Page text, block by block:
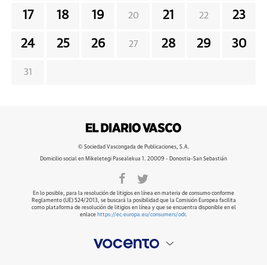
17 18 19 20 21 22 23
24 25 26 27 28 29 30
31
© Sociedad Vascongada de Publicaciones, S.A.
Domicilio social en Mikeletegi Pasealekua 1. 20009 - Donostia-San Sebastián
En lo posible, para la resolución de litigios en línea en materia de consumo conforme
Reglamento (UE) 524/2013, se buscará la posibilidad que la Comisión Europea facilita
como plataforma de resolución de litigios en línea y que se encuentra disponible en el
enlace https://ec.europa.eu/consumers/odr.